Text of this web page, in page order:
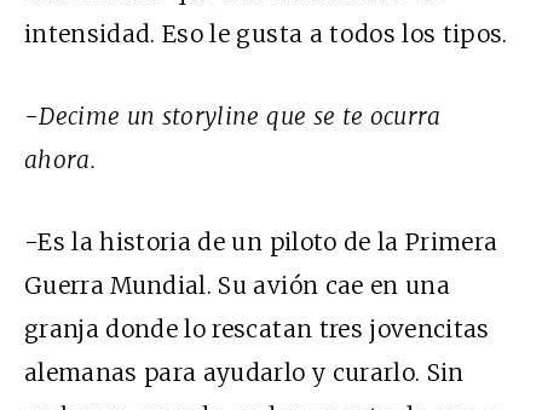
intensidad. Eso le gusta a todos los tipos.
-Decime un storyline que se te ocurra
ahora.
-Es la historia de un piloto de la Primera
Guerra Mundial. Su avión cae en una
granja donde lo rescatan tres jovencitas
alemanas para ayudarlo y curarlo. Sin